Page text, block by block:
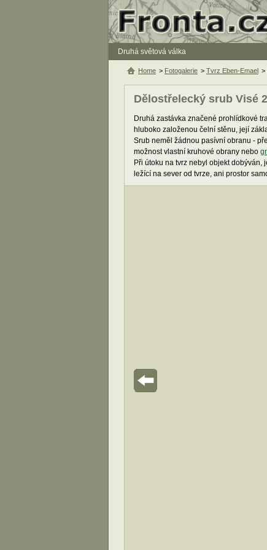
Druhá světová válka
Dělostřelecký srub Visé 2
Druhá zastávka značené prohlídkové
hluboko založenou čelní stěnu, její
Srub neměl žádnou pasívní obranu -
možnost vlastní kruhové obrany nebo
Při útoku na tvrz nebyl objekt
ležící na sever od tvrze, ani prostor
Home > Fotogalerie > Tvrz Eben-Emael >